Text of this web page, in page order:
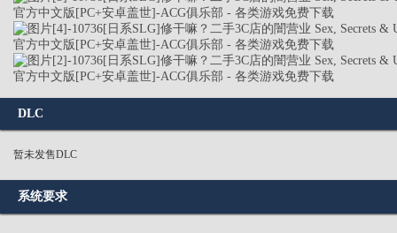
DLC
暂未发售DLC
系统要求